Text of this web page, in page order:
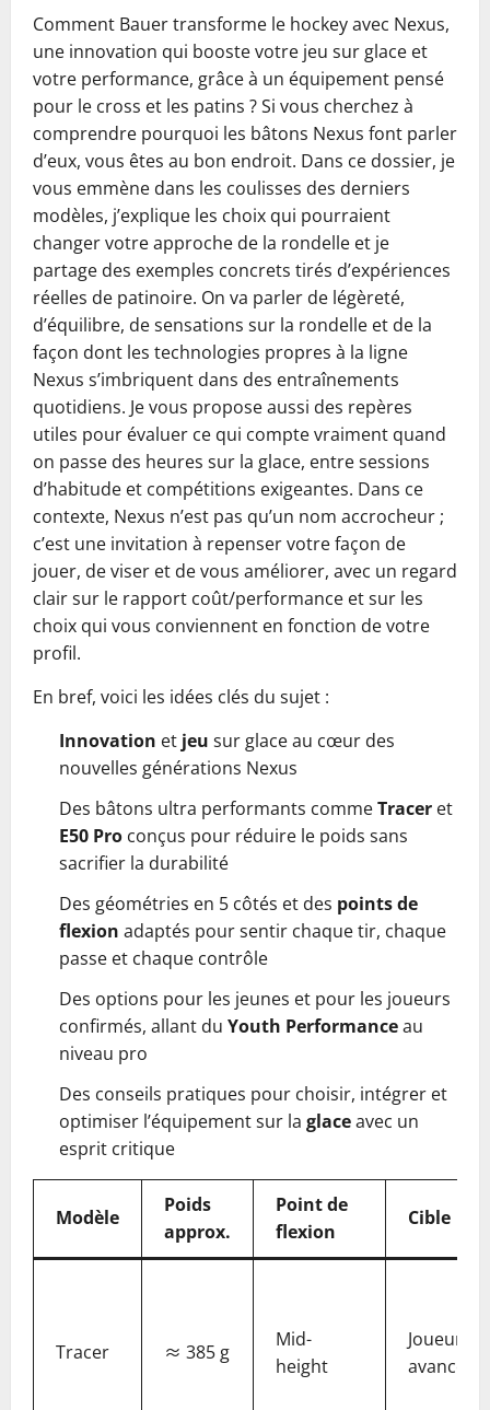
Comment Bauer transforme le hockey avec Nexus,
une innovation qui booste votre jeu sur glace et
votre performance, grâce à un équipement pensé
pour le cross et les patins ? Si vous cherchez à
comprendre pourquoi les bâtons Nexus font parler
d’eux, vous êtes au bon endroit. Dans ce dossier, je
vous emmène dans les coulisses des derniers
modèles, j’explique les choix qui pourraient
changer votre approche de la rondelle et je
partage des exemples concrets tirés d’expériences
réelles de patinoire. On va parler de légèreté,
d’équilibre, de sensations sur la rondelle et de la
façon dont les technologies propres à la ligne
Nexus s’imbriquent dans des entraînements
quotidiens. Je vous propose aussi des repères
utiles pour évaluer ce qui compte vraiment quand
on passe des heures sur la glace, entre sessions
d’habitude et compétitions exigeantes. Dans ce
contexte, Nexus n’est pas qu’un nom accrocheur ;
c’est une invitation à repenser votre façon de
jouer, de viser et de vous améliorer, avec un regard
clair sur le rapport coût/performance et sur les
choix qui vous conviennent en fonction de votre
profil.
En bref, voici les idées clés du sujet :
Innovation et jeu sur glace au cœur des
nouvelles générations Nexus
Des bâtons ultra performants commeTracer et
E50 Pro conçus pour réduire le poids sans
sacrifier la durabilité
Des géométries en 5 côtés et des points de
flexion adaptés pour sentir chaque tir, chaque
passe et chaque contrôle
Des options pour les jeunes et pour les joueurs
confirmés, allant du Youth Performanceau
niveau pro
Des conseils pratiques pour choisir, intégrer et
optimiser l’équipement sur la glaceavec un
esprit critique
Modèle
Poids
approx.
Point de
flexion
Cible
Tracer ≈ 385 g
Mid-
height
Joueurs
avancés